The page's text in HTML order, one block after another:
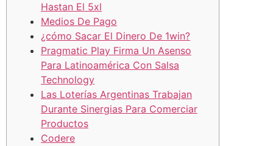
Hastan El 5xl
Medios De Pago
¿cómo Sacar El Dinero De 1win?
Pragmatic Play Firma Un Asenso
Para Latinoamérica Con Salsa
Technology
Las Loterías Argentinas Trabajan
Durante Sinergias Para Comerciar
Productos
Codere